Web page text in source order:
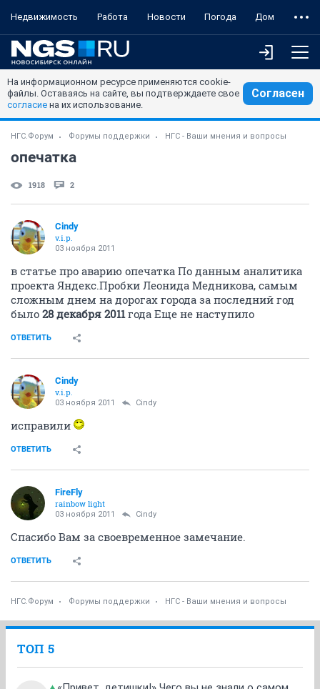
Недвижимость Работа Новости Погода Дом
На информационном ресурсе применяются cookie-
файлы. Оставаясь на сайте, вы подтверждаете свое
согласие на их использование.
Согласен
НГС.Форум Форумы поддержки НГС - Ваши мнения и вопросы
опечатка
1918 2
Cindy
v.i.p.
03 ноября 2011
в статье про аварию опечатка По данным аналитика
проекта Яндекс.Пробки Леонида Медникова, самым
сложным днем на дорогах города за последний год
было 28 декабря 2011года Еще не наступило
ОТВЕТИТЬ
Cindy
v.i.p.
03 ноября 2011 Cindy
исправили
ОТВЕТИТЬ
FireFly
rainbow light
03 ноября 2011 Cindy
Спасибо Вам за своевременное замечание.
ОТВЕТИТЬ
НГС.Форум Форумы поддержки НГС - Ваши мнения и вопросы
ТОП 5